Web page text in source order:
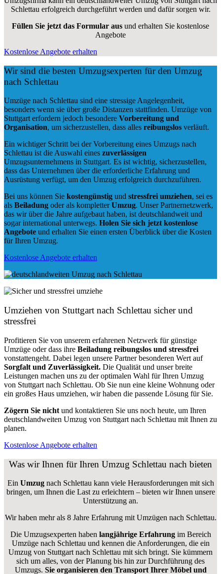
Schlettau erfolgreich durchgeführt werden und dafür sorgen wir.
Füllen Sie jetzt das Formular aus und erhalten Sie kostenlose
Angebote
Kostenlose Angebote erhalten
Wir sind die besten Umzugsexperten für den Umzug
nach Schlettau
Umzüge nach Schlettau sind eine stressige Angelegenheit,
besonders wenn sie über große Distanzen stattfinden. Umzüge von
Stuttgart erfordern jedoch besondere Vorbereitung und
Organisation, um sicherzustellen, dass alles reibungslos verläuft.
Ein wichtiger Schritt bei der Vorbereitung eines Umzugs nach
Schlettau ist die Auswahl eines zuverlässigen
Umzugsunternehmens in Stuttgart. Es ist wichtig, sicherzustellen,
dass das Unternehmen über die erforderliche Erfahrung und
Ausrüstung verfügt, um den Umzug erfolgreich durchzuführen.
Bei uns können Sie kostengünstig und stressfrei umziehen, sei es
als Beiladung oder als kompletterUmzug. Unser Partnernetzwerk,
das wir über die Jahre aufgebaut haben, ist deutschlandweit und
sogar international unterwegs. Holen Sie sich jetzt kostenlose
Angebote und erhalten Sie einen ersten Überblick über die Kosten
für Ihren Umzug.
Kostenlose Angebote erhalten
Umziehen von Stuttgart nach Schlettau sicher und
stressfrei
Profitieren Sie von unserem erfahrenen Netzwerk für günstige
Umzüge oder dass ihre Beiladung reibungslos und stressfrei
vonstattengeht. Dabei legen unsere Partner besonderen Wert auf
Sorgfalt und Zuverlässigkeit. Die Qualität und unser breite
Leistungen machen uns zu der optimalen Wahl für Ihren Umzug
von Stuttgart nach Schlettau. Ob Sie nun eine kleine Wohnung oder
ein großes Haus umziehen, wir haben die passende Lösung für Sie.
Zögern Sie nicht und kontaktieren Sie uns noch heute, um Ihren
deutschlandweiten Umzug von Stuttgart nach Schlettau mit Ihnen zu
planen.
Kostenlose Angebote erhalten
Was wir Ihnen für Ihren Umzug Schlettau nach bieten
Ein Umzugnach Schlettau kann viele Herausforderungen mit sich
bringen, um Ihnen die Last zu erleichtern – bieten wir Ihnen unsere
Unterstützung an.
Wir haben mehr als 8 Jahre Erfahrung mit Umzügen nach Schlettau.
Die Umzugsexperten haben langjährige Erfahrungim Bereich
Umzüge nach Schlettau und kennen die Anforderungen, die ein
Umzug von Stuttgart nach Schlettau mit sich bringt. Sie kümmern
sich um alles, von der Planung bis hin zur Durchführung des
Umzugs. Sie organisieren den Transport Ihrer Möbel und